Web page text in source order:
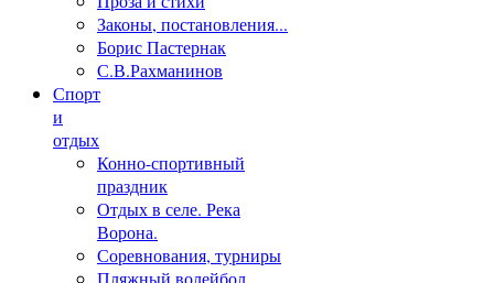
Законы, постановления...
Борис Пастернак
С.В.Рахманинов
Спорт
и
отдых
Конно-спортивный
праздник
Отдых в селе. Река
Ворона.
Соревнования, турниры